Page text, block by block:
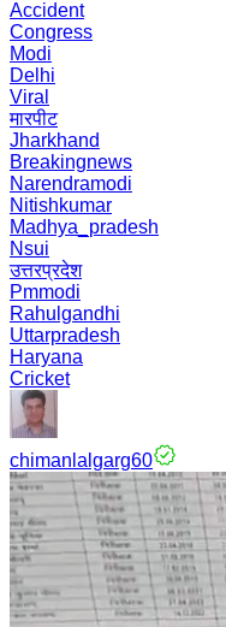
Accident
Congress
Modi
Delhi
Viral
मारपीट
Jharkhand
Breakingnews
Narendramodi
Nitishkumar
Madhya_pradesh
Nsui
उत्तरप्रदेश
Pmmodi
Rahulgandhi
Uttarpradesh
Haryana
Cricket
chimanlalgarg60